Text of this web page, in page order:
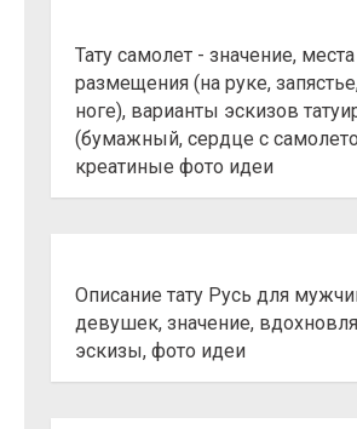
Тату самолет - значение, места
размещения (на руке,
ноге), варианты эскизов
(бумажный, сердце с
креатиные фото идеи
Описание тату Русь для
девушек, значение,
эскизы, фото идеи